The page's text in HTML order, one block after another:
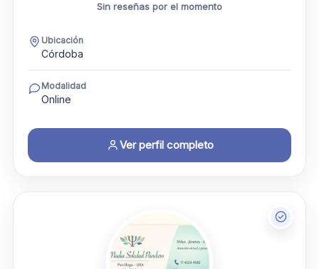
Sin reseñas por el momento
Ubicación
Córdoba
Modalidad
Online
Ver perfil completo